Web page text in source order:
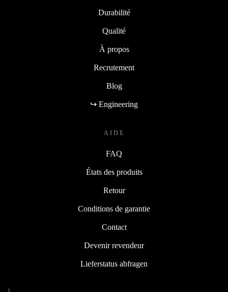
Durabilité
Qualité
À propos
Recrutement
Blog
↪ Engineering
AIDE
FAQ
États des produits
Retour
Conditions de garantie
Contact
Devenir revendeur
Lieferstatus abfragen